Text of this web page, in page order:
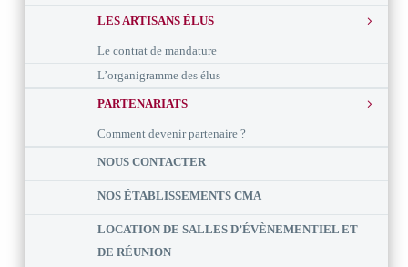
LES ARTISANS ÉLUS
Le contrat de mandature
L’organigramme des élus
PARTENARIATS
Comment devenir partenaire ?
NOUS CONTACTER
NOS ÉTABLISSEMENTS CMA
LOCATION DE SALLES D’ÉVÈNEMENTIEL ET
DE RÉUNION